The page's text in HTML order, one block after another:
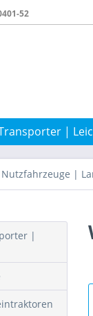
52
|
Nutzfahrzeuge |
|